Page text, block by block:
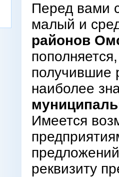
Перед вами
малый и
районов
получившие
наиболее
Имеется
реквизиту